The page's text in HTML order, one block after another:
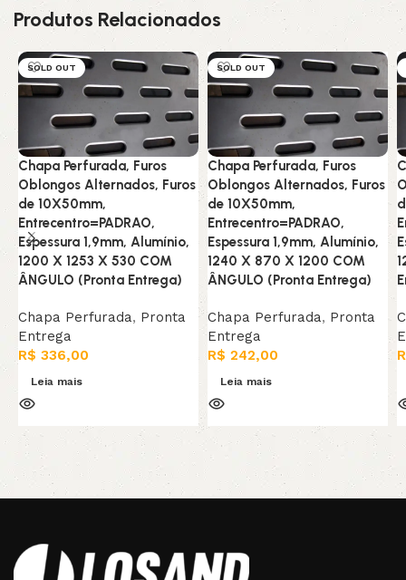
Produtos Relacionados
SOLD OUT
Chapa Perfurada, Furos
Oblongos Alternados, Furos
de 10X50mm,
Entrecentro=PADRAO,
Espessura 1,9mm, Alumínio,
1200 X 1253 X 530 COM
ÂNGULO (Pronta Entrega)
Chapa Perfurada, Pronta
Entrega
R$ 336,00
Leia mais
SOLD OUT
Chapa Perfurada, Furos
Oblongos Alternados, Furos
de 10X50mm,
Entrecentro=PADRAO,
Espessura 1,9mm, Alumínio,
1240 X 870 X 1200 COM
ÂNGULO (Pronta Entrega)
Chapa Perfurada, Pronta
Entrega
R$ 242,00
Leia mais